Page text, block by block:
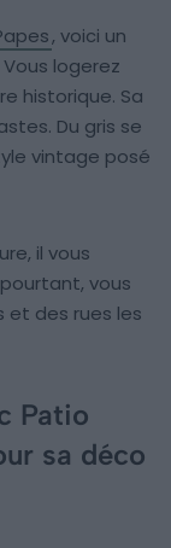
, voici un
logerez
historique. Sa
Du gris se
vintage posé
il vous
vous
des rues les
Patio
sa déco